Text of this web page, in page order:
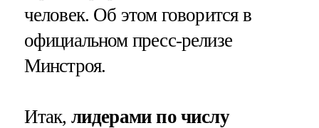
человек. Об этом говорится в
официальном пресс-релизе
Минстроя.
Итак, лидерами по числу